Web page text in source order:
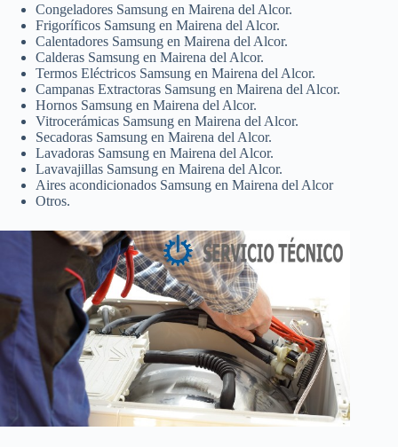
Congeladores Samsung en Mairena del Alcor.
Frigoríficos Samsung en Mairena del Alcor.
Calentadores Samsung en Mairena del Alcor.
Calderas Samsung en Mairena del Alcor.
Termos Eléctricos Samsung en Mairena del Alcor.
Campanas Extractoras Samsung en Mairena del Alcor.
Hornos Samsung en Mairena del Alcor.
Vitrocerámicas Samsung en Mairena del Alcor.
Secadoras Samsung en Mairena del Alcor.
Lavadoras Samsung en Mairena del Alcor.
Lavavajillas Samsung en Mairena del Alcor.
Aires acondicionados Samsung en Mairena del Alcor
Otros.